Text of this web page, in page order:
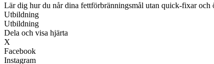
Lär dig hur du når dina fettförbränningsmål utan quick-fixar
Utbildning
Utbildning
Dela och visa hjärta
X
Facebook
Instagram